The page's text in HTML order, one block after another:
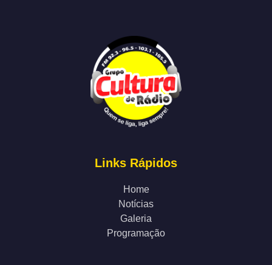
Links Rápidos
Home
Notícias
Galeria
Programação